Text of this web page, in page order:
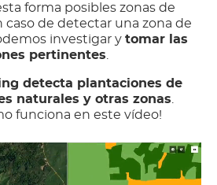
forma posibles zonas de
caso de detectar una zona de
investigar y tomar las
pertinentes
detecta plantaciones de
naturales y otras zonas
funciona en este vídeo!